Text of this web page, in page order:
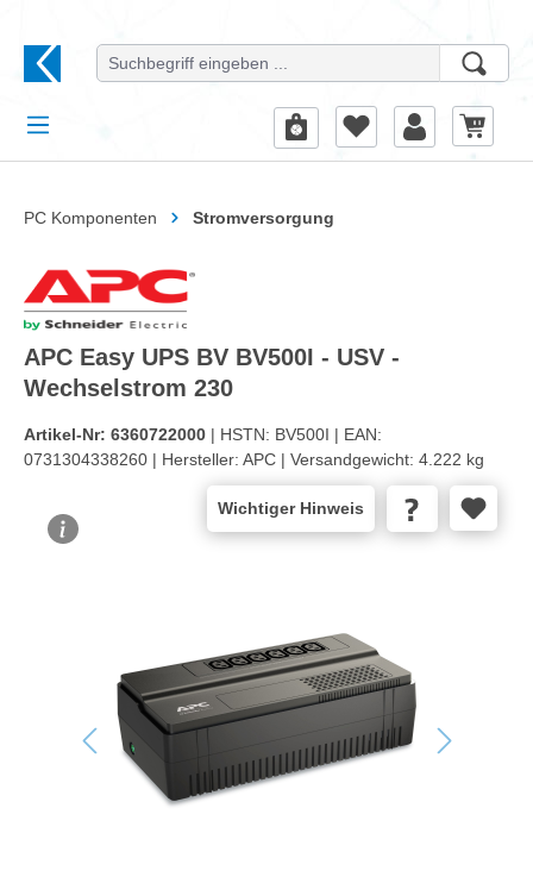
PC Komponenten Stromversorgung
APC Easy UPS BV BV500I - USV -
Wechselstrom 230
Artikel-Nr: 6360722000 | HSTN: BV500I | EAN:
0731304338260 | Hersteller: APC | Versandgewicht: 4.222 kg
Wichtiger Hinweis